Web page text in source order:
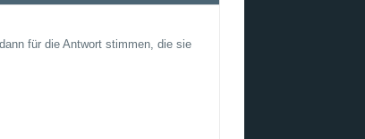
für die Antwort stimmen, die sie